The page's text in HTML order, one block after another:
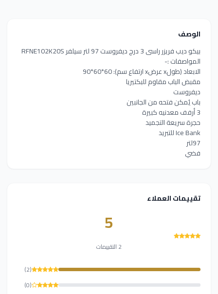
الوصف
بيكو ديب فريزر راسى 3 درج ديفروست 97 لتر سيلفر RFNE102K20S
المواصفات :-
الابعاد (طولx عرضx ارتفاع سم): 60*60*90
مقبض الباب مقاوم للبكتيريا
ديفروست
باب يُمكن فتحه من الجانبين
3 أرفف معدنيه كبيرة
حجرة سريعة التجميد
Ice Bank للتبريد
97لتر
فضي
تقييمات العملاء
5
2 التقييمات
(2)
(0)